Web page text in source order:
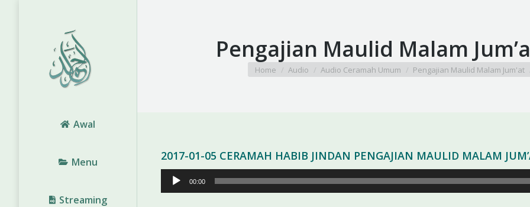
Awal
Menu
Streaming
Pengajian Maulid Malam
You are here:
Home Audio Audio Ceramah Umum Pengajian Maulid Malam Jum'at
2017-01-05 CERAMAH HABIB JINDAN PENGAJIAN MAULID MALAM
Pemutar
Audio
00:00